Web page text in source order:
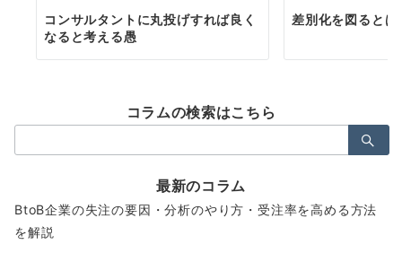
コンサルタントに丸投げすれば良く
なると考える愚
差別化を図るとは
コラムの検索はこちら
索：
最新のコラム
BtoB企業の失注の要因・分析のやり方・受注率を高める方法
を解説